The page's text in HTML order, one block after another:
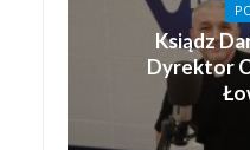
Ksiądz
Dyrektor